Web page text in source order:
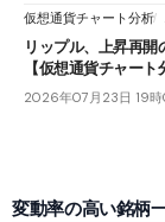
仮想通貨チャート分析
リップル、上昇再
【仮想通貨チャー
2026年07月23日 19
変動率の高い銘柄